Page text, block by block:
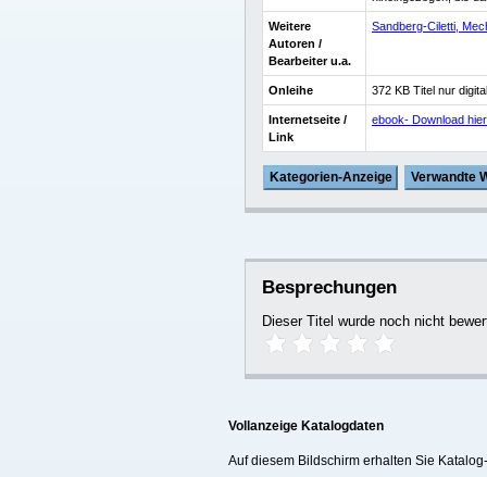
Weitere
Autoren /
Bearbeiter u.a.
Sandberg-Ciletti,
Onleihe 372 KB Titel nur
Internetseite /
Link
ebook- Download hier
Kategorien-Anzeige Verwandte
Besprechungen
Dieser Titel wurde noch nicht
Vollanzeige Katalogdaten
Auf diesem Bildschirm erhalten Sie